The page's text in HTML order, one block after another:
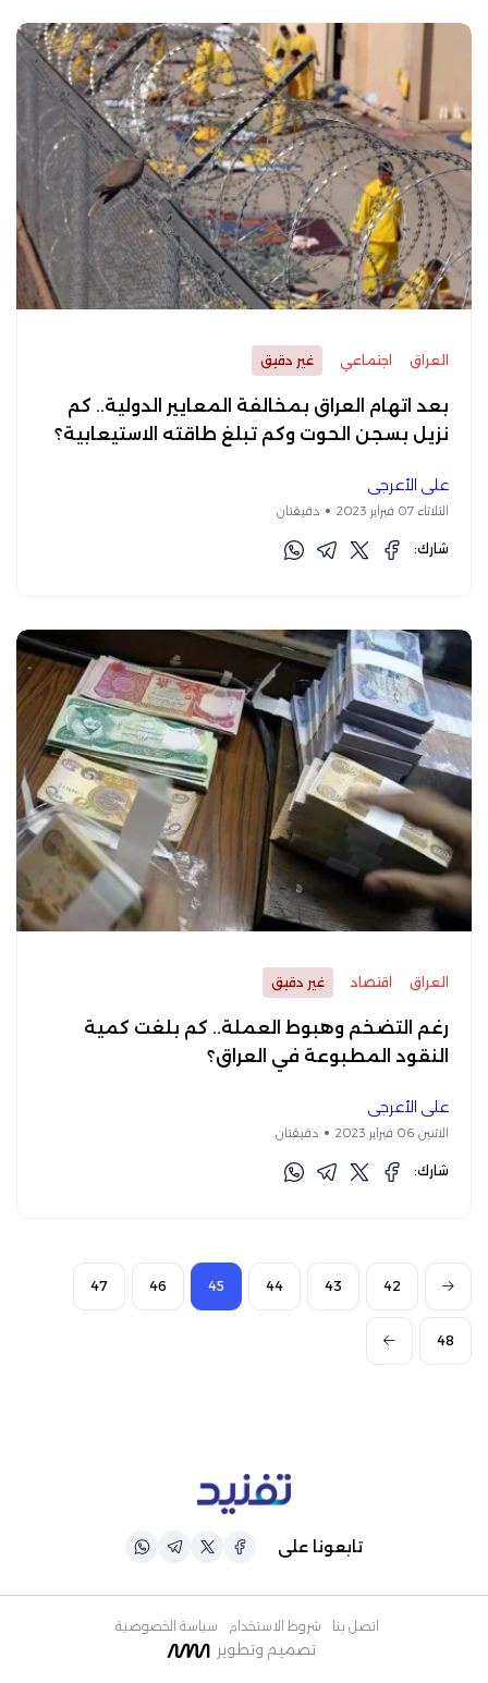
العراق اجتماعي غير دقيق
بعد اتهام العراق بمخالفة المعايير الدولية.. كم
نزيل بسجن الحوت وكم تبلغ طاقته الاستيعابية؟
علي الأعرجي
الثلاثاء 07 فبراير 2023 دقيقتان
شارك:
العراق اقتصاد غير دقيق
رغم التضخم وهبوط العملة.. كم بلغت كمية
النقود المطبوعة في العراق؟
علي الأعرجي
الاثنين 06 فبراير 2023 دقيقتان
شارك:
42
43
44
45
46
47
48
تابعونا على
اتصل بنا شروط الاستخدام سياسة الخصوصية
تصميم وتطوير